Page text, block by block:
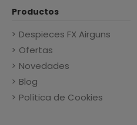
Productos
Despieces FX Airguns
Ofertas
Novedades
Blog
Política de Cookies